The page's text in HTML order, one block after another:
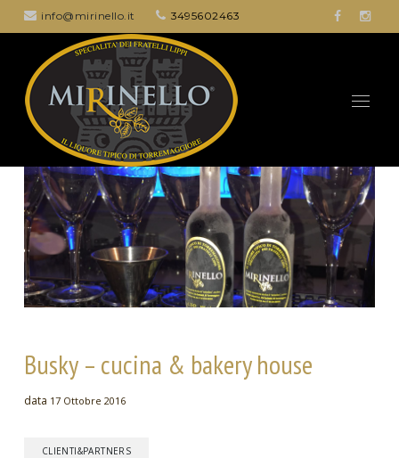
info@mirinello.it 3495602463
Busky – cucina & bakery house
data 17 Ottobre 2016
CLIENTI&PARTNERS